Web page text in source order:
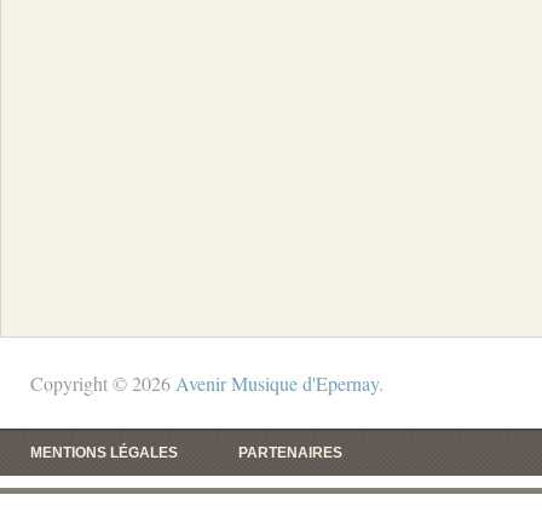
Copyright © 2026 Avenir Musique d'Epernay.
MENTIONS LÉGALES PARTENAIRES